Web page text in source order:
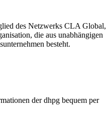
des Netzwerks CLA Global,
die aus unabhängigen
besteht.
der dhpg bequem per